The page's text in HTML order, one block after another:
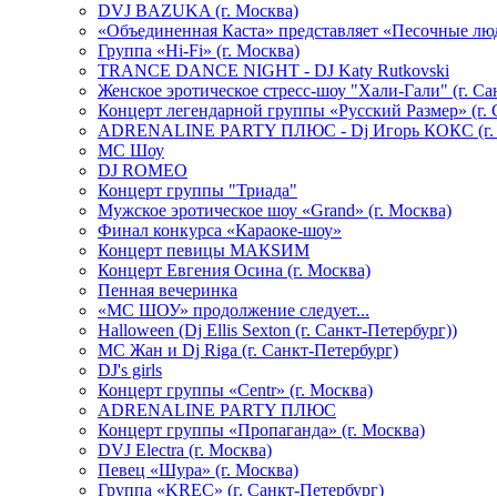
DVJ BAZUKA (г. Москва)
«Объединенная Каста» представляет «Песочные
Группа «Hi-Fi» (г. Москва)
TRANCE DANCE NIGHT - DJ Katy Rutkovski
Женское эротическое стресс-шоу "Хали-Гали" (г.
Концерт легендарной группы «Русский Размер» (г.
ADRENALINE PARTY ПЛЮС - Dj Игорь КОКС (г.
MC Шоу
DJ ROMEO
Концерт группы "Триада"
Мужское эротическое шоу «Grand» (г. Москва)
Финал конкурса «Караоке-шоу»
Концерт певицы МАКSИМ
Концерт Евгения Осина (г. Москва)
Пенная вечеринка
«МС ШОУ» продолжение следует...
Halloween (Dj Ellis Sexton (г. Санкт-Петербург))
МС Жан и Dj Riga (г. Санкт-Петербург)
DJ's girls
Концерт группы «Centr» (г. Москва)
ADRENALINE PARTY ПЛЮС
Концерт группы «Пропаганда» (г. Москва)
DVJ Electra (г. Москва)
Певец «Шура» (г. Москва)
Группа «KREC» (г. Санкт-Петербург)